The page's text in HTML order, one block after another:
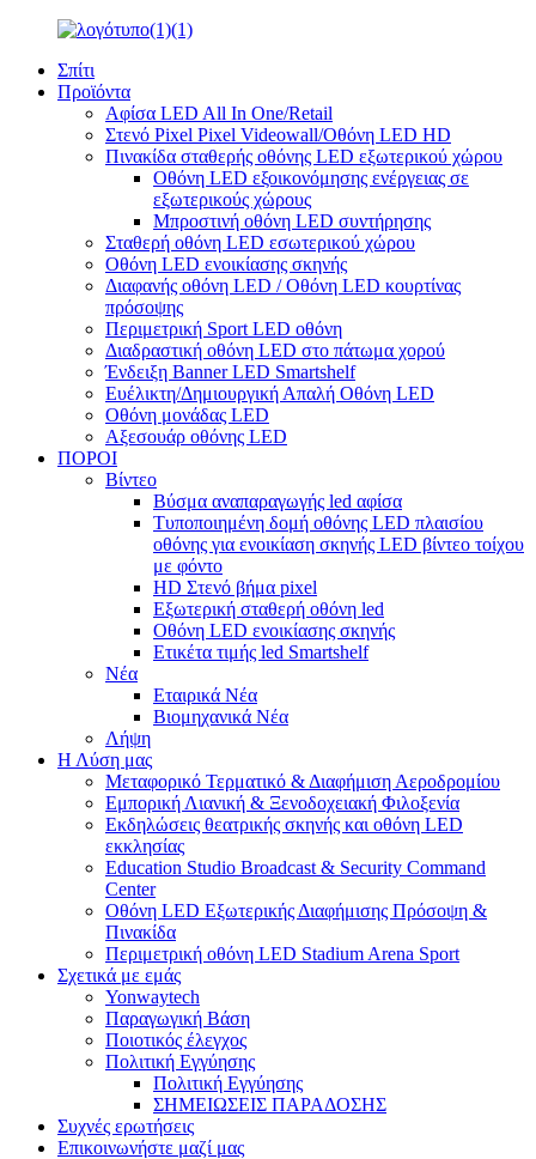
Σπίτι
Προϊόντα
Αφίσα LED All In One/Retail
Στενό Pixel Pixel Videowall/Οθόνη LED HD
Πινακίδα σταθερής οθόνης LED εξωτερικού χώρου
Οθόνη LED εξοικονόμησης ενέργειας σε
εξωτερικούς χώρους
Μπροστινή οθόνη LED συντήρησης
Σταθερή οθόνη LED εσωτερικού χώρου
Οθόνη LED ενοικίασης σκηνής
Διαφανής οθόνη LED / Οθόνη LED κουρτίνας
πρόσοψης
Περιμετρική Sport LED οθόνη
Διαδραστική οθόνη LED στο πάτωμα χορού
Ένδειξη Banner LED Smartshelf
Ευέλικτη/Δημιουργική Απαλή Οθόνη LED
Οθόνη μονάδας LED
Αξεσουάρ οθόνης LED
ΠΟΡΟΙ
Βίντεο
Βύσμα αναπαραγωγής led αφίσα
Τυποποιημένη δομή οθόνης LED πλαισίου
οθόνης για ενοικίαση σκηνής LED βίντεο τοίχου
με φόντο
HD Στενό βήμα pixel
Εξωτερική σταθερή οθόνη led
Οθόνη LED ενοικίασης σκηνής
Ετικέτα τιμής led Smartshelf
Νέα
Εταιρικά Νέα
Βιομηχανικά Νέα
Λήψη
Η Λύση μας
Μεταφορικό Τερματικό & Διαφήμιση Αεροδρομίου
Εμπορική Λιανική & Ξενοδοχειακή Φιλοξενία
Εκδηλώσεις θεατρικής σκηνής και οθόνη LED
εκκλησίας
Education Studio Broadcast & Security Command
Center
Οθόνη LED Εξωτερικής Διαφήμισης Πρόσοψη &
Πινακίδα
Περιμετρική οθόνη LED Stadium Arena Sport
Σχετικά με εμάς
Yonwaytech
Παραγωγική Βάση
Ποιοτικός έλεγχος
Πολιτική Εγγύησης
Πολιτική Εγγύησης
ΣΗΜΕΙΩΣΕΙΣ ΠΑΡΑΔΟΣΗΣ
Συχνές ερωτήσεις
Επικοινωνήστε μαζί μας